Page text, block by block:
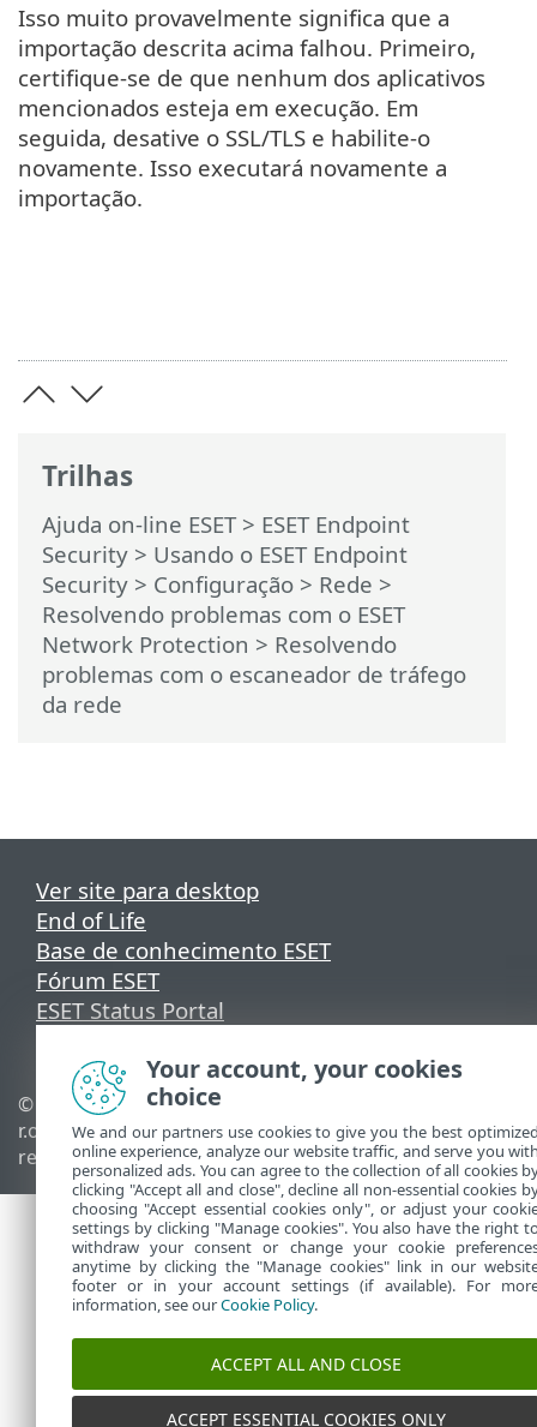
Trilhas
Ajuda on-line ESET> ESET Endpoint
Security > Usando o ESET Endpoint
Security > Configuração > Rede >
Resolvendo problemas com o ESET
Network Protection > Resolvendo
problemas com o escaneador de tráfego
da rede
Isso muito provavelmente significa que a
importação descrita acima falhou. Primeiro,
certifique-se de que nenhum dos aplicativos
mencionados esteja em execução. Em
seguida, desative o SSL/TLS e habilite-o
novamente. Isso executará novamente a
importação.
Ver site para desktop
End of Life
Base de conhecimento ESET
Fórum ESET
ESET Status Portal
© 1992 - 2026 ESET, spol. s
r.o. - Todos os direitos
reservados.
Política de cookies
Your account, your cookies
choice
We and our partners use cookies to give you the best
online experience, analyze our website traffic, and serve you
personalized ads. You can agree to the collection of all cookies
clicking "Accept all and close", decline all non-essential cookies
choosing "Accept essential cookies only", or adjust your
settings by clicking "Manage cookies". You also have the right
withdraw your consent or change your cookie
anytime by clicking the "Manage cookies" link in our
footer or in your account settings (if available). For
information, see ourCookie Policy.
ACCEPT ALL AND CLOSE
ACCEPT ESSENTIAL COOKIES ONLY